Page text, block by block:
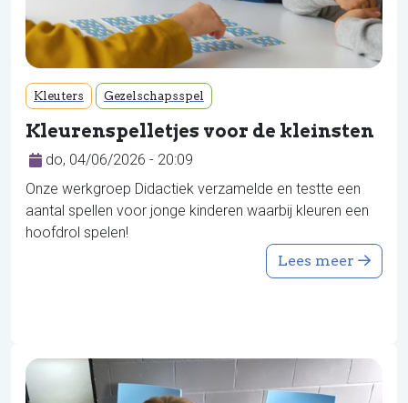
Kleuters Gezelschapsspel
Kleurenspelletjes voor de kleinsten
do, 04/06/2026 - 20:09
Onze werkgroep Didactiek verzamelde en testte een
aantal spellen voor jonge kinderen waarbij kleuren een
hoofdrol spelen!
Lees meer